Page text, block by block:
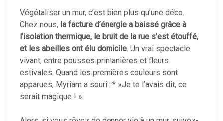
Végétaliser un mur, c’est bien plus qu’une déco.
Chez nous, la facture d’énergie a baissé grâce à
l’isolation thermique, le bruit de la rue s’est étouffé,
et les abeilles ont élu domicile. Un vrai spectacle
vivant, entre pousses printanières et fleurs
estivales. Quand les premières couleurs sont
apparues, Myriam a souri : * »Je te l’avais dit, ce
serait magique ! »